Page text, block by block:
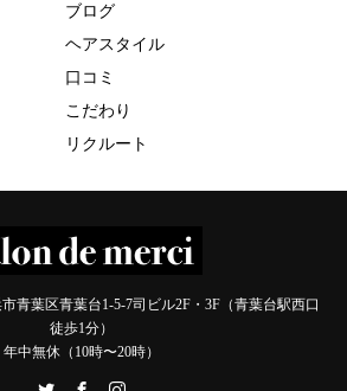
ブログ
ヘアスタイル
口コミ
こだわり
リクルート
青葉区青葉台1-5-7司ビル2F・3F（青葉台駅西口
徒歩1分）
年中無休（10時〜20時）